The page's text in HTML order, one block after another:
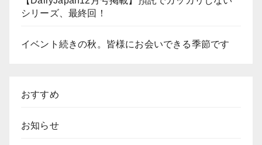
シリーズ、最終回！
イベント続きの秋。皆様にお会いできる季節です
おすすめ
お知らせ